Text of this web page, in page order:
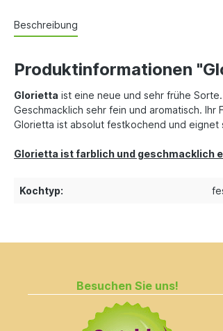
Beschreibung
Produktinformationen
Glorietta ist eine neue und sehr frühe Sorte.
Geschmacklich sehr fein und aromatisch.
Glorietta ist absolut festkochend und
Glorietta ist farblich und geschmacklich
Kochtyp:
Besuchen Sie uns!